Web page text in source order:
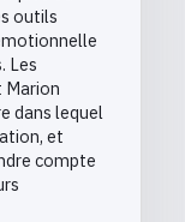
outils
Les
Marion
dans lequel
et
compte